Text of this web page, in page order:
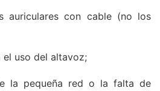
auriculares con cable (no los
el uso del altavoz;
la pequeña red o la falta de